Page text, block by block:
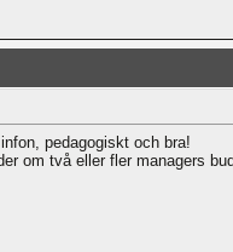
pedagogiskt och bra!
om två eller fler managers